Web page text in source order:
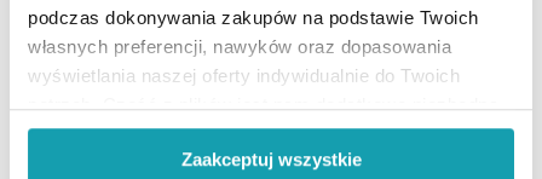
podczas dokonywania zakupów na podstawie Twoich
własnych preferencji, nawyków oraz dopasowania
wyświetlania naszej oferty indywidualnie do Twoich
potrzeb. Część z plików jest nam dodatkowo niezbędna
do prawidłowego działania Portalu oraz jego
funkcjonalności. W zależności od funkcji, dane o tym jak
Zaakceptuj wszystkie